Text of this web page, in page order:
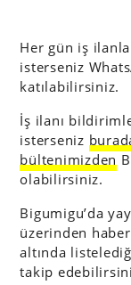
Her gün iş
isterseniz
katılabilirsiniz.
İş ilanı
isterseniz
bültenimizden
olabilirsiniz.
Bigumigu’da
üzerinden
altında
takip